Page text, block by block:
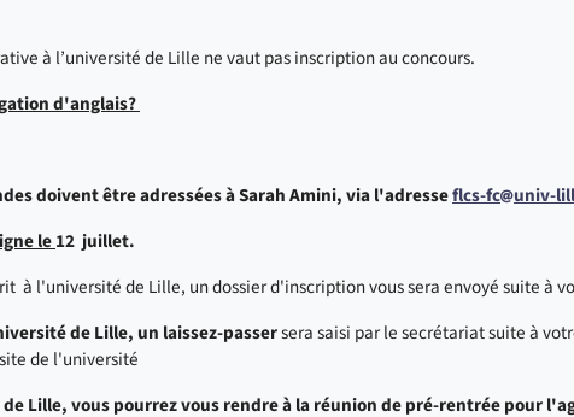
à l’université de Lille ne vaut pas inscription au concours.
d'anglais?
doivent être adressées à Sarah Amini, via l'adresseflcs-fc univ-
le12 juillet.
à l'université de Lille, un dossier d'inscription vous sera envoyé suite à
de Lille, un laissez-passersera saisi par le secrétariat suite à
de l'université
Lille, vous pourrez vous rendre à la réunion de pré-rentrée pour